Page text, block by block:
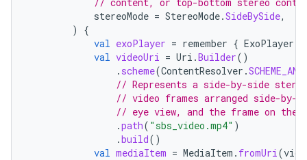
stereoMode = StereoMode.SideBySide,
)
{
val exoPlayer = remember { ExoPlayer
val videoUri = Uri .Builder()
. scheme(ContentResolver .
// Represents a side-by-side
// video frames arranged side-
// eye view, and the frame on
.path( "sbs_video.mp4" )
.build()
val mediaItem = MediaItem . fromUri (